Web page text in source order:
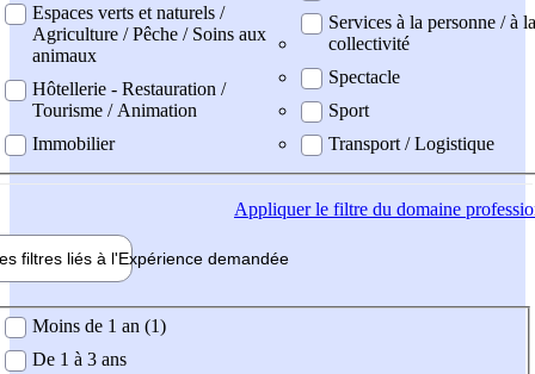
Espaces verts et naturels /
Agriculture / Pêche / Soins aux
animaux
Hôtellerie - Restauration /
Tourisme / Animation
Immobilier
Services à la personne / à la
collectivité
Spectacle
Sport
Transport / Logistique
Appliquerle filtre du domaine
filtres liés à l'Expérience demandée
demandée
Moins de 1 an (1)
De 1 à 3 ans